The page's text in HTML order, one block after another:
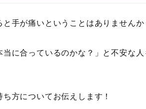
手が痛いということはありませんか
に合っているのかな？」と不安な
方についてお伝えします！